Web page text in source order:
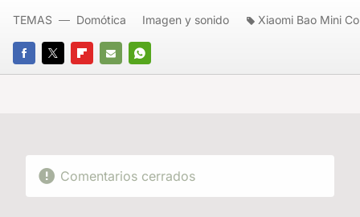
FACEBOOK
TWITTERFLIPBOARD
E-
WHATSAPP
TEMAS Domótica Imagen y sonido Xiaomi Bao Mini
Comentarios cerrados